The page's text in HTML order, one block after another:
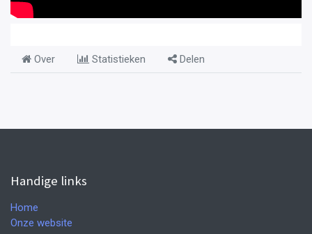
Over Statistieken Delen
Handige links
Home
Onze website